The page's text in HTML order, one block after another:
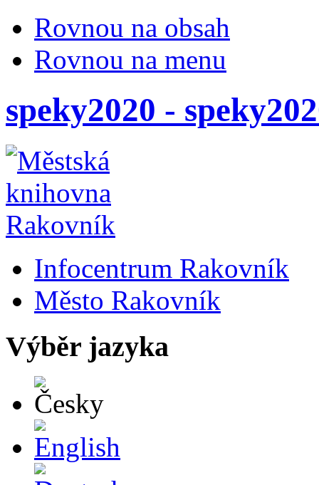
Rovnou na obsah
Rovnou na menu
speky2020 -
Infocentrum Rakovník
Město Rakovník
Výběr jazyka